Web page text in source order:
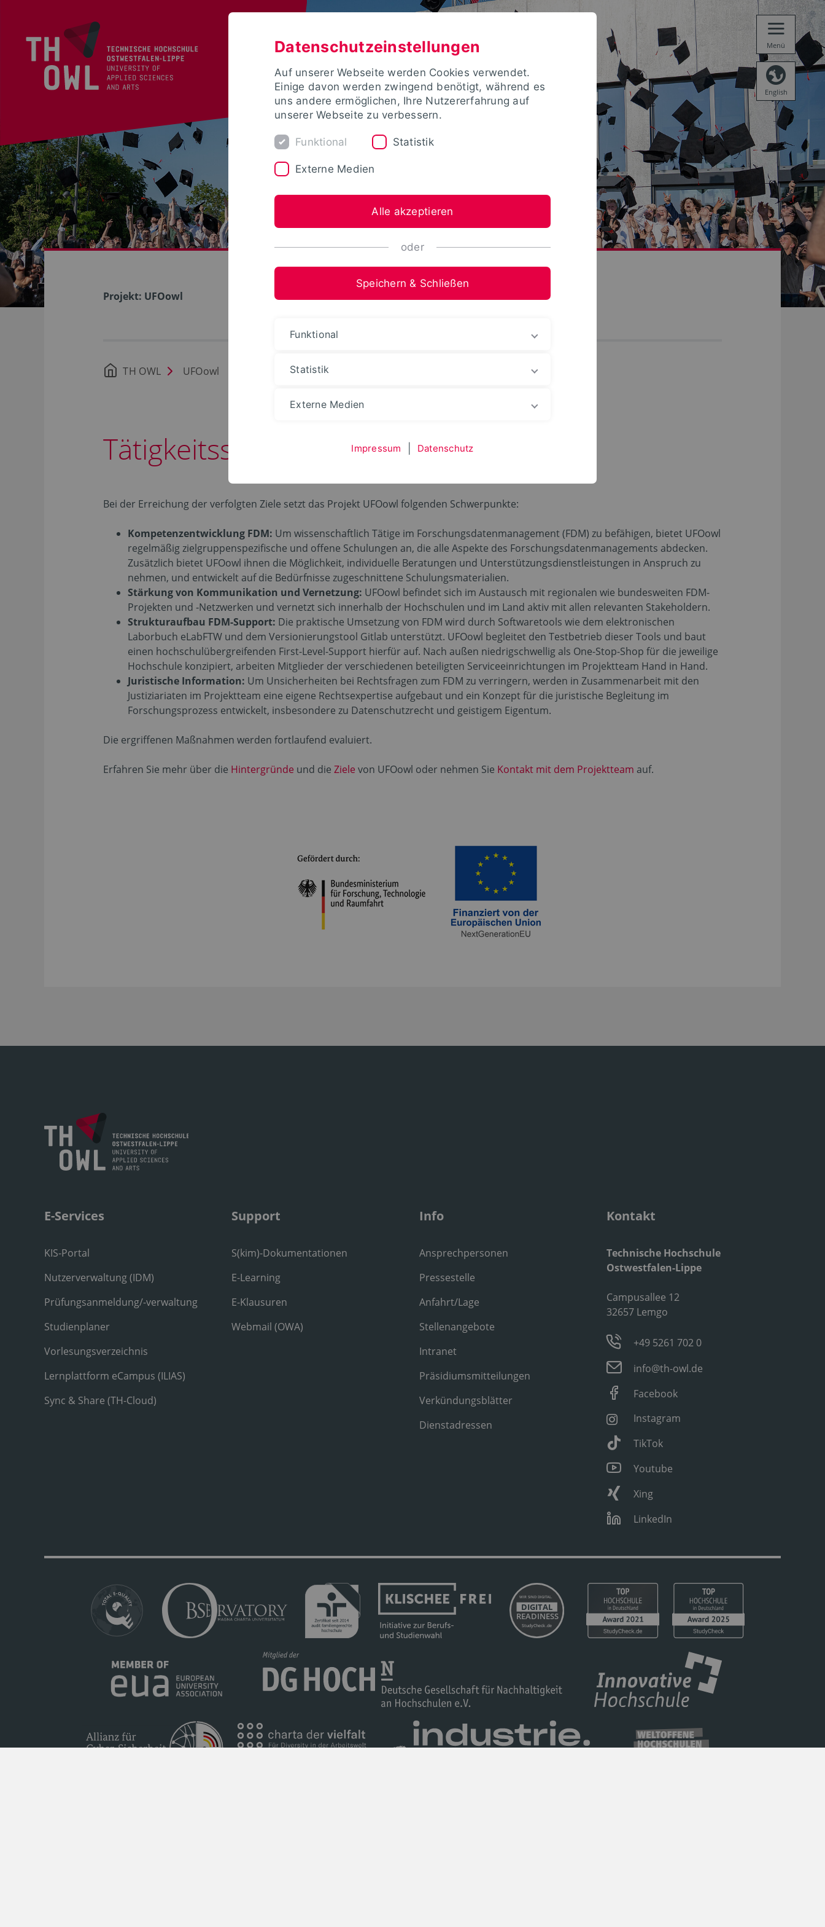
Menü
English
Projekt: UFOowl
TH OWL UFOowl Tätigkeitsschwerpunkte
Tätigkeitsschwerpunkte
Bei der Erreichung der verfolgten Ziele setzt das Projekt UFOowl folgenden Schwerpunkte:
Kompetenzentwicklung FDM: Um wissenschaftlich Tätige im Forschungsdatenmanagement (FDM) zu befähigen, bietet UFOowl
regelmäßig zielgruppenspezifische und offene Schulungen an, die alle Aspekte des Forschungsdatenmanagements abdecken.
Zusätzlich bietet UFOowl ihnen die Möglichkeit, individuelle Beratungen und Unterstützungsdienstleistungen in Anspruch zu
nehmen, und entwickelt auf die Bedürfnisse zugeschnittene Schulungsmaterialien.
Stärkung von Kommunikation und Vernetzung: UFOowl befindet sich im Austausch mit regionalen wie bundesweiten FDM-
Projekten und ‑Netzwerken und vernetzt sich innerhalb der Hochschulen und im Land aktiv mit allen relevanten Stakeholdern.
Strukturaufbau FDM-Support: Die praktische Umsetzung von FDM wird durch Softwaretools wie dem elektronischen
Laborbuch eLabFTW und dem Versionierungstool Gitlab unterstützt. UFOowl begleitet den Testbetrieb dieser Tools und baut
einen hochschulübergreifenden First-Level-Support hierfür auf. Nach außen niedrigschwellig als One-Stop-Shop für die jeweilige
Hochschule konzipiert, arbeiten Mitglieder der verschiedenen beteiligten Serviceeinrichtungen im Projektteam Hand in Hand.
Juristische Information: Um Unsicherheiten bei Rechtsfragen zum FDM zu verringern, werden in Zusammenarbeit mit den
Justiziariaten im Projektteam eine eigene Rechtsexpertise aufgebaut und ein Konzept für die juristische Begleitung im
Forschungsprozess entwickelt, insbesondere zu Datenschutzrecht und geistigem Eigentum.
Die ergriffenen Maßnahmen werden fortlaufend evaluiert.
Erfahren Sie mehr über die Hintergründe und die Ziele von UFOowl oder nehmen Sie Kontakt mit dem Projektteam auf.
E-Services
KIS-Portal
Nutzerverwaltung (IDM)
Prüfungsanmeldung/-verwaltung
Studienplaner
Vorlesungsverzeichnis
Lernplattform eCampus (ILIAS)
Sync & Share (TH-Cloud)
Support
S(kim)-Dokumentationen
E-Learning
E-Klausuren
Webmail (OWA)
Info
Ansprechpersonen
Pressestelle
Anfahrt/Lage
Stellenangebote
Intranet
Präsidiumsmitteilungen
Verkündungsblätter
Dienstadressen
Kontakt
Technische Hochschule
Ostwestfalen-Lippe
Campusallee 12
32657 Lemgo
+49 5261 702 0
info@th-owl.de
Facebook
Instagram
TikTok
Youtube
Xing
LinkedIn
Datenschutzeinstellungen
Auf unserer Webseite werden Cookies verwendet.
Einige davon werden zwingend benötigt, während es
uns andere ermöglichen, Ihre Nutzererfahrung auf
unserer Webseite zu verbessern.
Funktional Statistik
Externe Medien
Alle akzeptieren
oder
Speichern & Schließen
Funktional
Statistik
Externe Medien
Impressum Datenschutz